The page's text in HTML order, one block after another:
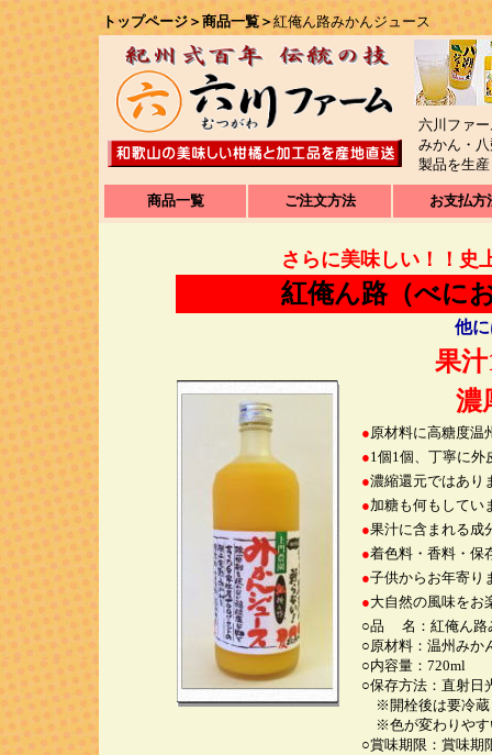
トップページ ＞ 商品一覧 ＞紅俺ん路みかんジュース
六川ファ
みかん・
製品を
商品一覧 ご注文方法 お支払方
さらに美味しい！！史
紅俺ん路（べに
他
果
濃
●原材料に高糖度温
●1個1個、丁寧に外
●濃縮還元ではあり
●加糖も何もしてい
●果汁に含まれる成
●着色料・香料・保
●子供からお年寄り
●大自然の風味をお
○品 名：紅俺ん路
○原材料：温州みか
○内容量：720ml
○保存方法：直射日
※開栓後は要冷蔵
※色が変わりやす
○賞味期限：賞味期